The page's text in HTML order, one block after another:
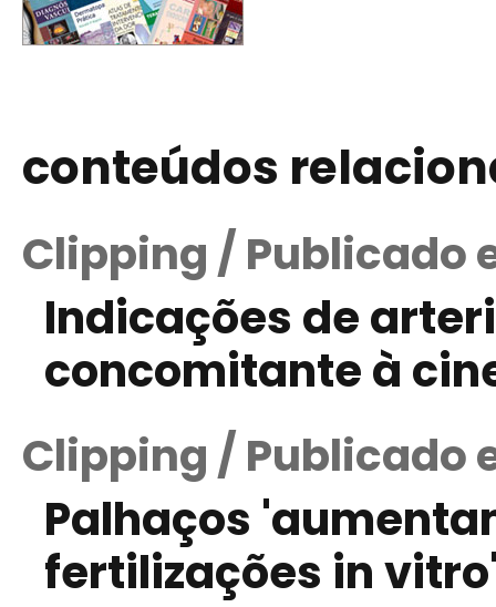
conteúdos
Clipping / Publicado
Indicações de
concomitante à
Clipping / Publicado
Palhaços
fertilizações in